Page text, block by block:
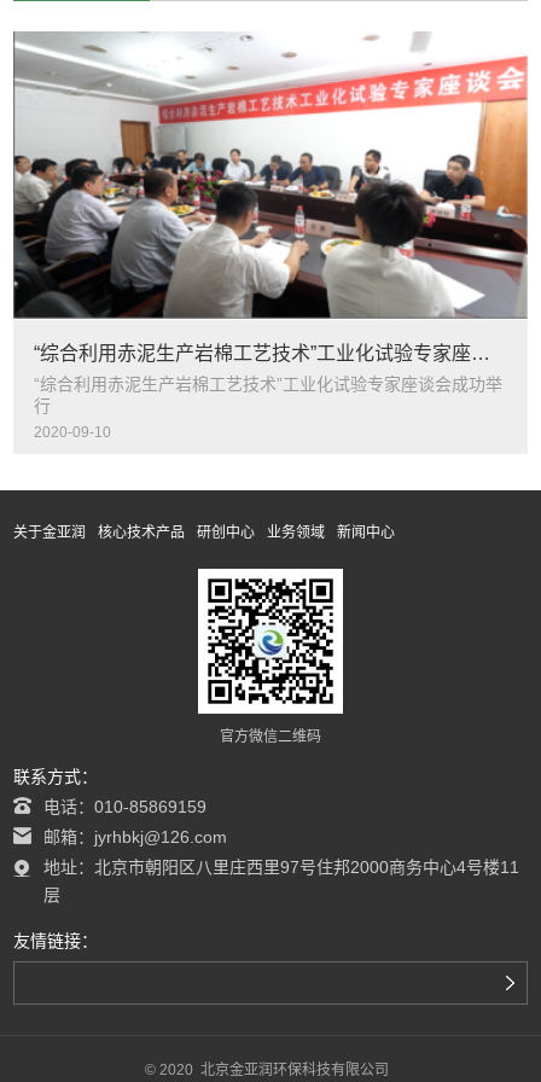
“综合利用赤泥生产岩棉工艺技术”工业化试验专家座谈会成功举行
“综合利用赤泥生产岩棉工艺技术”工业化试验专家座谈会成功举
行
2020-09-10
关于金亚润 核心技术产品 研创中心 业务领域 新闻中心
官方微信二维码
联系方式：
电话：010-85869159
邮箱：jyrhbkj@126.com
地址：北京市朝阳区八里庄西里97号住邦2000商务中心4号楼11
层
友情链接：
© 2020 北京金亚润环保科技有限公司